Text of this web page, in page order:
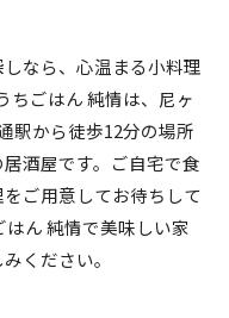
なら、心温まる小料理
ちごはん 純情は、尼ヶ
駅から徒歩12分の場所
酒屋です。ご自宅で食
ご用意してお待ちして
ん 純情で美味しい家
ください。